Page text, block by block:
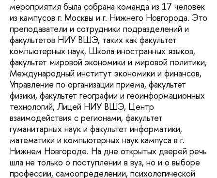
мероприятия была собрана команда из 17 человек
из кампусов г. Москвы и г. Нижнего Новгорода. Это
преподаватели и сотрудники подразделений и
факультетов НИУ ВШЭ, таких как факультет
компьютерных наук, Школа иностранных языков,
факультет мировой экономики и мировой политики,
Международный институт экономики и финансов,
Управление по организации приема, факультет
физики, факультет географии и геоинформационных
технологий, Лицей НИУ ВШЭ, Центр
взаимодействия с регионами, факультет
гуманитарных наук и факультет информатики,
математики и компьютерных наук кампуса в г.
Нижнем Новгороде. На дне открытых дверей речь
шла не только о поступлении в вуз, но и о выборе
профессии, самоопределении, психологической